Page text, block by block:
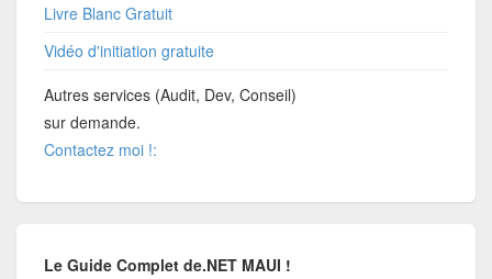
Livre Blanc Gratuit
Vidéo d'initiation gratuite
Autres services (Audit, Dev, Conseil)
sur demande.
Contactez moi !:
Le Guide Complet de.NET MAUI !